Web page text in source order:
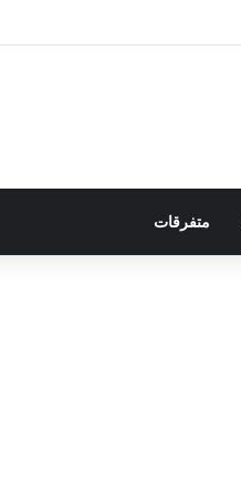
متفرقات